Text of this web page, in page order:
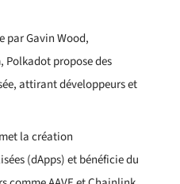
par Gavin Wood,
Polkadot propose des
attirant développeurs et
la création
(dApps) et bénéficie du